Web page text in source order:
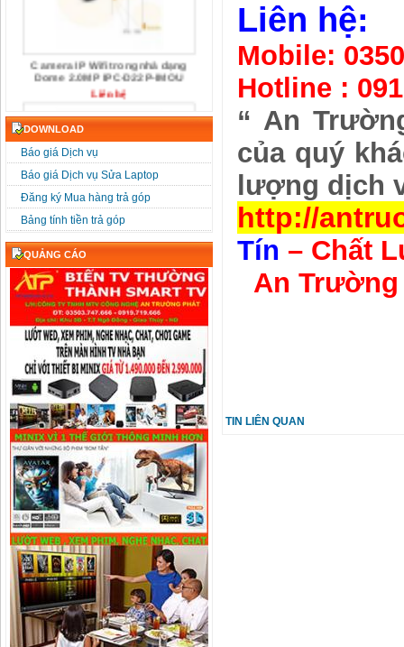
Dome 2.0MP IPC-D22P-IMOU
Liên hệ
Camera IP Wifi Dome 4.0MP IPC-
D42P-IMOU
Liên hệ
Camera IP Wifi 4.0MP IPC-G42P-
IMOU
Liên hệ
Camera IP Wifi 2.0MP IPC-G22P-
IMOU
Liên hệ
DOWNLOAD
Báo giá Dịch vụ
Báo giá Dịch vụ Sửa Laptop
Đăng ký Mua hàng trả góp
Bảng tính tiền trả góp
QUẢNG CÁO
Liên hệ:
Mobile:
Hotline :
“ An
của quý
lượng dịch
http://
Tín – Chất
An
TIN LIÊN QUAN